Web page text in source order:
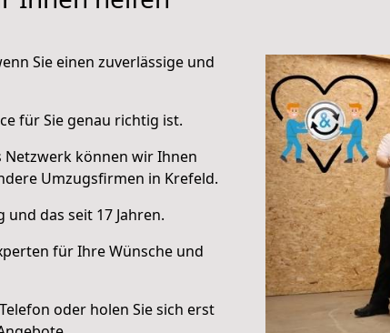
Sie einen zuverlässige und
für Sie genau richtig ist.
können wir Ihnen
Umzugsfirmen in Krefeld.
und das seit 17 Jahren.
für Ihre Wünsche und
oder holen Sie sich erst